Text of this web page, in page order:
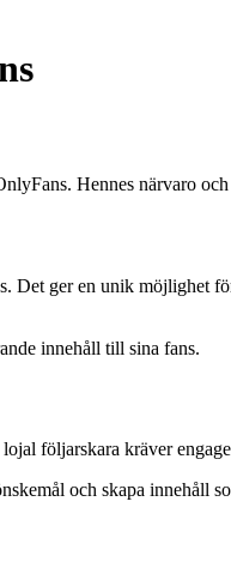
Hennes närvaro
ger en unik möjlighet
innehåll till sina fans.
följarskara kräver
och skapa innehåll